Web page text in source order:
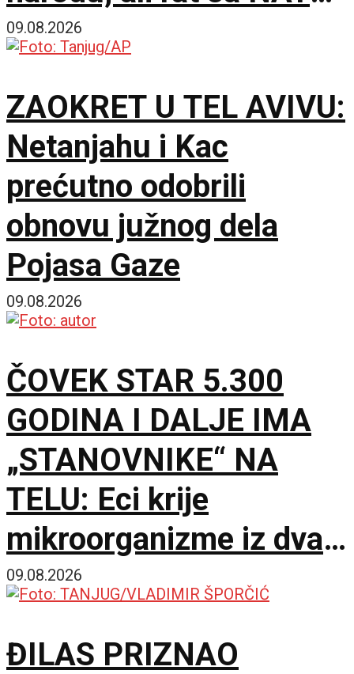
nije opcija
09.08.2026
ZAOKRET U TEL AVIVU:
Netanjahu i Kac
prećutno odobrili
obnovu južnog dela
Pojasa Gaze
09.08.2026
ČOVEK STAR 5.300
GODINA I DALJE IMA
„STANOVNIKE“ NA
TELU: Eci krije
mikroorganizme iz dva
potpuno različita sveta
09.08.2026
ĐILAS PRIZNAO